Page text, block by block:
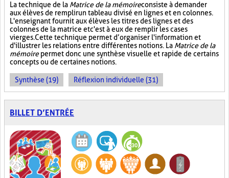
La technique de la Matrice de la mémoireconsiste à demander
aux élèves de remplir un tableau divisé en lignes et en colonnes.
L'enseignant fournit aux élèves les titres des lignes et des
colonnes de la matrice et c'est à eux de remplir les cases
vierges. Cette technique permet d’organiser l'information et
d'illustrer les relations entre différentes notions. La Matrice de la
mémoirepermet donc une synthèse visuelle et rapide de certains
concepts ou de certaines notions.
Synthèse (19) Réflexion individuelle (31)
BILLET D’ENTRÉE